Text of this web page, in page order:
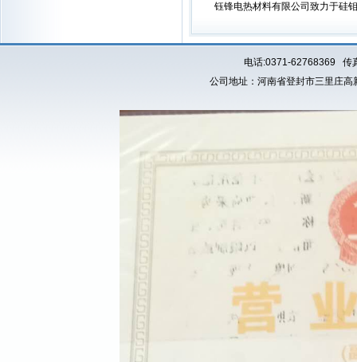
钰锋电热材料有限公司致力于硅
电话:0371-62768369 传
公司地址：河南省登封市三里庄